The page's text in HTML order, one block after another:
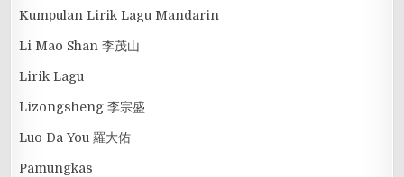
Kumpulan Lirik Lagu Mandarin
Li Mao Shan 李茂山
Lirik Lagu
Lizongsheng 李宗盛
Luo Da You 羅大佑
Pamungkas